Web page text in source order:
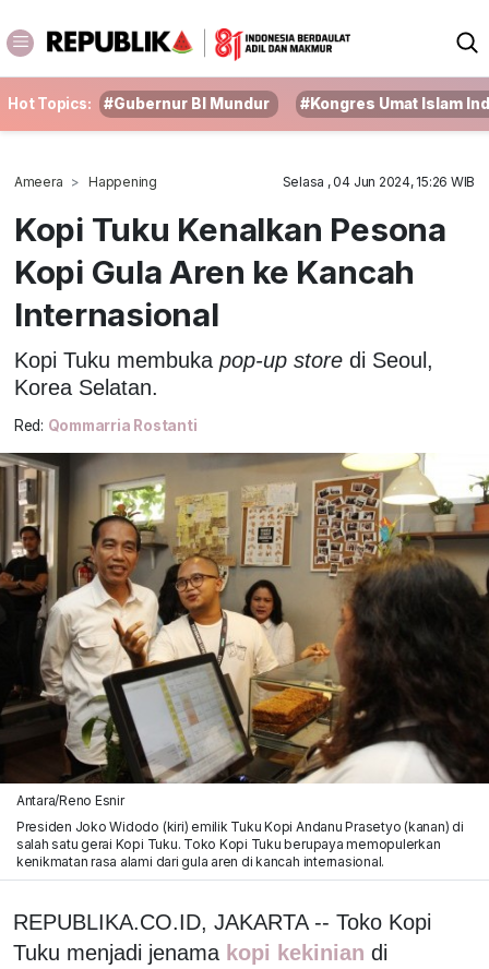
Hot Topics: #Gubernur BI Mundur #Kongres Umat Islam
Ameera Happening Selasa , 04 Jun 2024, 15:26 WIB
Kopi Tuku Kenalkan Pesona
Kopi Gula Aren ke Kancah
Internasional
Kopi Tuku membuka pop-up storedi Seoul,
Korea Selatan.
Red: Qommarria Rostanti
Antara/Reno Esnir
Presiden Joko Widodo (kiri) emilik Tuku Kopi Andanu Prasetyo (kanan) di
salah satu gerai Kopi Tuku. Toko Kopi Tuku berupaya memopulerkan
kenikmatan rasa alami dari gula aren di kancah internasional.
REPUBLIKA.CO.ID, JAKARTA -- Toko Kopi
Tuku menjadi jenama kopi kekinian di